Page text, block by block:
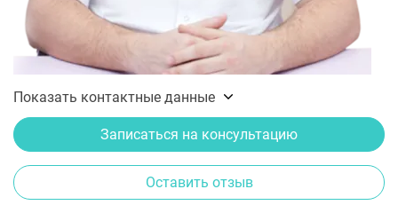
Показать контактные данные
Записаться на консультацию
Оставить отзыв